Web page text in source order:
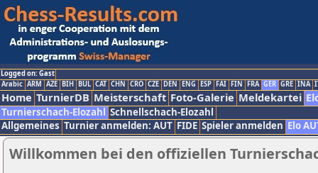
Logged on: Gast
Arabic ARM AZE BIH BUL CAT CHN CRO CZE DEN ENG ESP FAI FIN FRA GER GRE INA
Home TurnierDB Meisterschaft Foto-Galerie Meldekartei
Turnierschach-Elozahl Schnellschach-Elozahl
Allgemeines Turnier anmelden: AUT FIDE Spieler anmelden Elo
Willkommen bei den offiziellen